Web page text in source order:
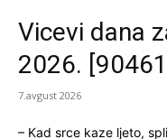
Vicevi dana
2026.
7.avgust 2026
– Kad srce kaze ljeto,